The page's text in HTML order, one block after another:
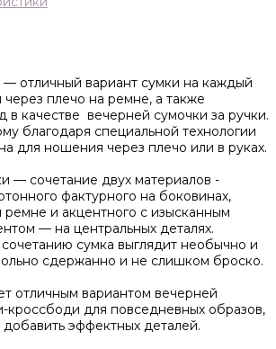
— отличный вариант сумки на каждый
плечо на ремне, а также
в качестве вечерней сумочки за ручки.
благодаря специальной технологии
для ношения через плечо или в руках.
— сочетание двух материалов -
фактурного на боковинах,
ремне и акцентного с изысканным
— на центральных деталях.
сумка выглядит необычно и
сдержанно и не слишком броско.
отличным вариантом вечерней
кроссбоди для повседневных образов,
добавить эффектных деталей.